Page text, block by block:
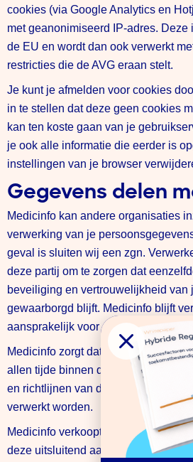
cookies (via Google Analytics en
met geanonimiseerd IP-adres. Deze
de EU en wordt dan ook verwerkt
restricties die de AVG eraan stelt.
Je kunt je afmelden voor cookies
in te stellen dat deze geen cookies
kan ten koste gaan van je
je ook alle informatie die eerder is
instellingen van je browser
Gegevens delen
Medicinfo kan andere organisaties
verwerking van je
geval is sluiten wij een zgn.
deze partij om te zorgen dat
beveiliging en vertrouwelijkheid van
gewaarborgd blijft. Medicinfo blijft
aansprakelijk voor deze
Medicinfo zorgt dat gegevens die op
allen tijde binnen de EU blijven en
en richtlijnen van de Europese
verwerkt worden.
Medicinfo verkoopt jouw gegevens
deze uitsluitend aan anderen